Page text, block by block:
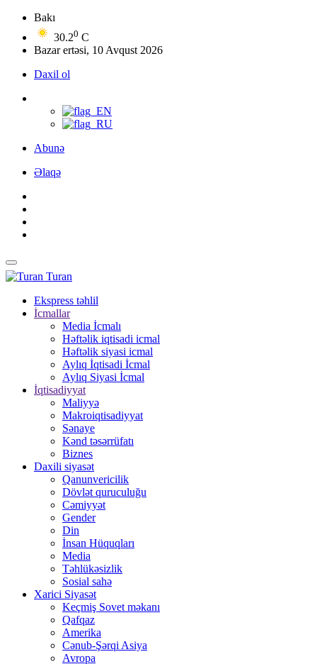
Bakı
30.20 C
Bazar ertəsi, 10 Avqust 2026
Daxil ol
Abunə
Əlaqə
Turan
Ekspress təhlil
İcmallar
Media İcmalı
Həftəlik iqtisadi icmal
Həftəlik siyasi icmal
Aylıq İqtisadi İcmal
Aylıq Siyasi İcmal
İqtisadiyyat
Maliyyə
Makroiqtisadiyyat
Sənaye
Kənd təsərrüfatı
Biznes
Daxili siyasət
Qanunvericilik
Dövlət quruculuğu
Cəmiyyət
Gender
Din
İnsan Hüquqları
Media
Təhlükəsizlik
Sosial sahə
Xarici Siyasət
Keçmiş Sovet məkanı
Qafqaz
Amerika
Cənub-Şərqi Asiya
Avropa